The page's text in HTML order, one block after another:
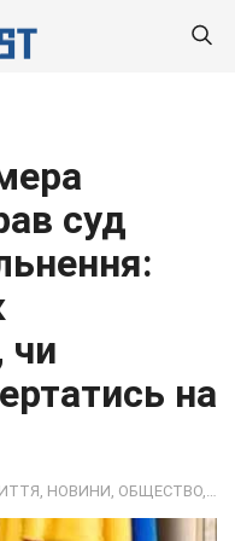
суд
чи
на
НОВИНИ ОБЩЕСТВО